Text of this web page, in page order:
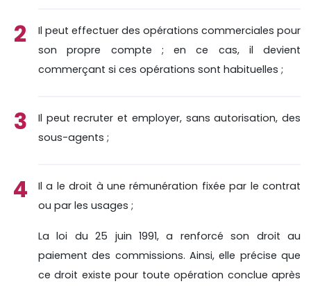
Il peut effectuer des opérations commerciales pour
son propre compte ; en ce cas, il devient
commerçant si ces opérations sont habituelles ;
Il peut recruter et employer, sans autorisation, des
sous-agents ;
Il a le droit à une rémunération fixée par le contrat
ou par les usages ;
La loi du 25 juin 1991, a renforcé son droit au
paiement des commissions. Ainsi, elle précise que
ce droit existe pour toute opération conclue après